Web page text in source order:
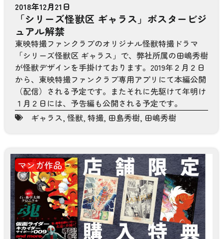
2018年12月21日
「シリーズ怪獣区 ギャラス」ポスタービジ
ュアル解禁
東映特撮ファンクラブのオリジナル怪獣特撮ドラマ
「シリーズ怪獣区 ギャラス」で、弊社所属の田嶋秀樹
が怪獣デザインを手掛けております。2019年２月２日
から、東映特撮ファンクラブ専用アプリにて本編公開
（配信）される予定です。またそれに先駆けて年明け
１月２日には、予告編も公開される予定です。
ギャラス, 怪獣, 特撮, 田島秀樹, 田嶋秀樹
マンガ作品